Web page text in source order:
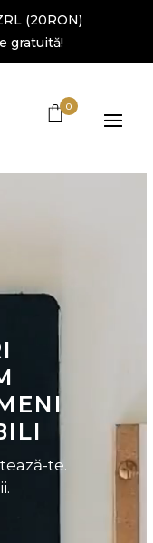
(20RON)
gratuită!
0
te.